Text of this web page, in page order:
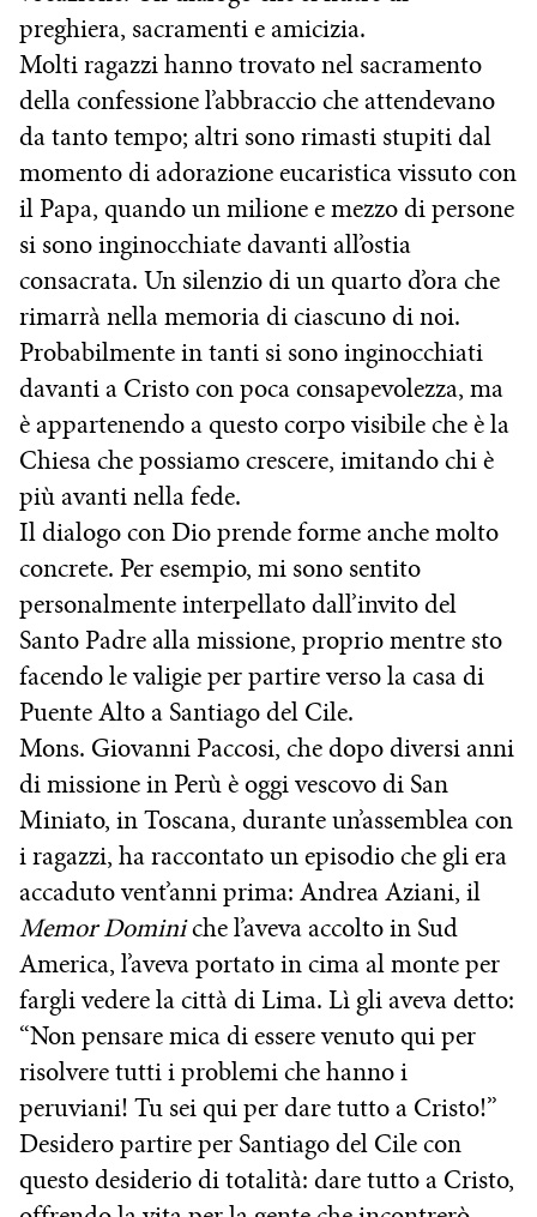
preghiera, sacramenti e amicizia.
Molti ragazzi hanno trovato nel sacramento
della confessione l’abbraccio che attendevano
da tanto tempo; altri sono rimasti stupiti dal
momento di adorazione eucaristica vissuto con
il Papa, quando un milione e mezzo di persone
si sono inginocchiate davanti all’ostia
consacrata. Un silenzio di un quarto d’ora che
rimarrà nella memoria di ciascuno di noi.
Probabilmente in tanti si sono inginocchiati
davanti a Cristo con poca consapevolezza, ma
è appartenendo a questo corpo visibile che è la
Chiesa che possiamo crescere, imitando chi è
più avanti nella fede.
Il dialogo con Dio prende forme anche molto
concrete. Per esempio, mi sono sentito
personalmente interpellato dall’invito del
Santo Padre alla missione, proprio mentre sto
facendo le valigie per partire verso la casa di
Puente Alto a Santiago del Cile.
Mons. Giovanni Paccosi, che dopo diversi anni
di missione in Perù è oggi vescovo di San
Miniato, in Toscana, durante un’assemblea con
i ragazzi, ha raccontato un episodio che gli era
accaduto vent’anni prima: Andrea Aziani, il
Memor Dominiche l’aveva accolto in Sud
America, l’aveva portato in cima al monte per
fargli vedere la città di Lima. Lì gli aveva detto:
“Non pensare mica di essere venuto qui per
risolvere tutti i problemi che hanno i
peruviani! Tu sei qui per dare tutto a Cristo!”
Desidero partire per Santiago del Cile con
questo desiderio di totalità: dare tutto a Cristo,